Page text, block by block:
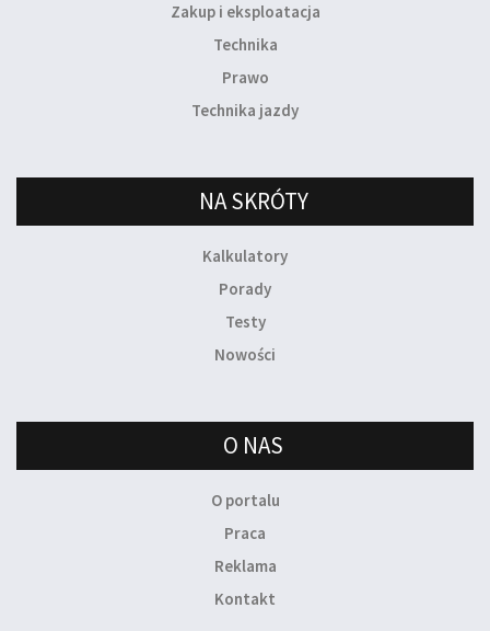
Zakup i eksploatacja
Technika
Prawo
Technika jazdy
NA SKRÓTY
Kalkulatory
Porady
Testy
Nowości
O NAS
O portalu
Praca
Reklama
Kontakt